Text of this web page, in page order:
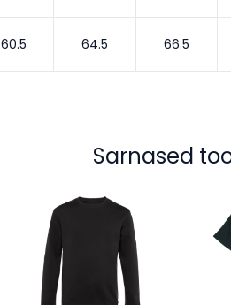
60.5 64.5 66.5
Sarnased